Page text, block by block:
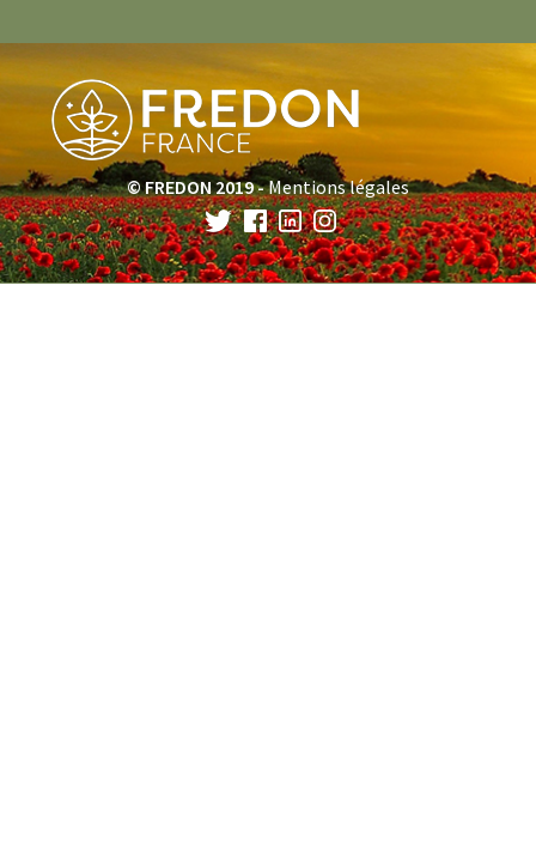
© FREDON 2019 -Mentions légales